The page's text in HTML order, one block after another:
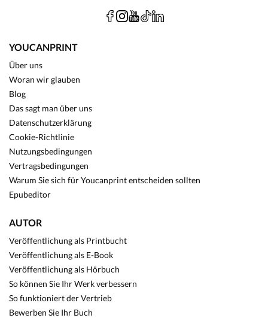
YOUCANPRINT
Über uns
Woran wir glauben
Blog
Das sagt man über uns
Datenschutzerklärung
Cookie-Richtlinie
Nutzungsbedingungen
Vertragsbedingungen
Warum Sie sich für Youcanprint entscheiden sollten
Epubeditor
AUTOR
Veröffentlichung als Printbucht
Veröffentlichung als E-Book
Veröffentlichung als Hörbuch
So können Sie Ihr Werk verbessern
So funktioniert der Vertrieb
Bewerben Sie Ihr Buch